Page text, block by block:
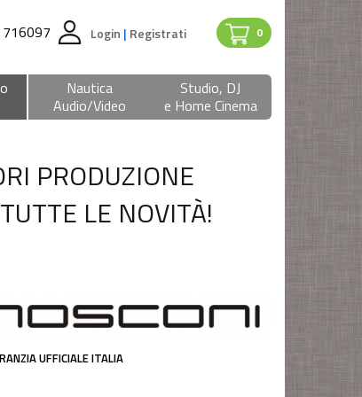
0
Login | Registrati
Nautica
Audio/Video
Studio, DJ
e Home Cinema
PRODUZIONE
LE NOVITÀ!
UFFICIALE ITALIA